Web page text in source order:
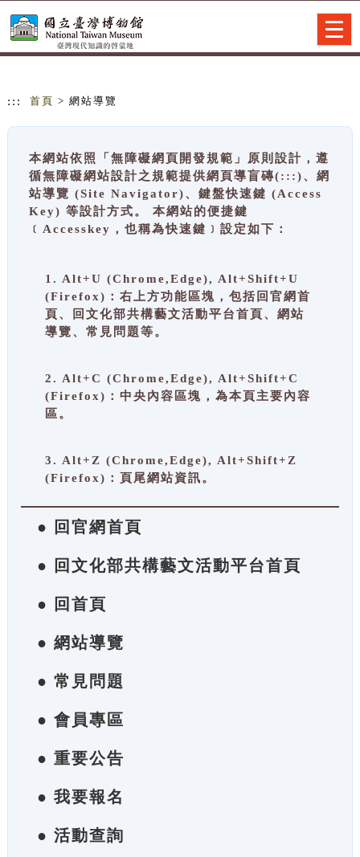
::: 首頁 > 網站導覽
本網站依照「無障礙網頁開發規範」原則設計，遵
循無障礙網站設計之規範提供網頁導盲磚(:::)、網
站導覽 (Site Navigator)、鍵盤快速鍵 (Access
Key) 等設計方式。 本網站的便捷鍵
﹝Accesskey，也稱為快速鍵﹞設定如下：
1. Alt+U (Chrome,Edge), Alt+Shift+U
(Firefox)：右上方功能區塊，包括回官網首
頁、回文化部共構藝文活動平台首頁、網站
導覽、常見問題等。
2. Alt+C (Chrome,Edge), Alt+Shift+C
(Firefox)：中央內容區塊，為本頁主要內容
區。
3. Alt+Z (Chrome,Edge), Alt+Shift+Z
(Firefox)：頁尾網站資訊。
● 回官網首頁
● 回文化部共構藝文活動平台首頁
● 回首頁
● 網站導覽
● 常見問題
● 會員專區
● 重要公告
● 我要報名
● 活動查詢